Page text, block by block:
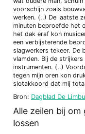
voorschijn zoals
werken. (..) De laatste
minuten beproefde het
het dak eraf kon
een verbijsterende
slagwerkers tekeer. De
vlamden. Bij de
instrumenten. (..)
tegen mijn oren kon
slotakkoord dat mij
Bron: Dagblad De
Alle zeilen bij
lossen